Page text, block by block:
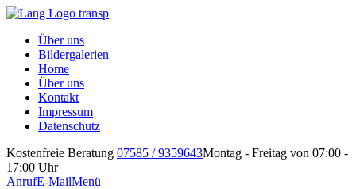
Über uns
Bildergalerien
Home
Über uns
Kontakt
Impressum
Datenschutz
Kostenfreie Beratung 07585 / 9359643Montag - Freitag von 07:00 -
17:00 Uhr
AnrufE-MailMenü